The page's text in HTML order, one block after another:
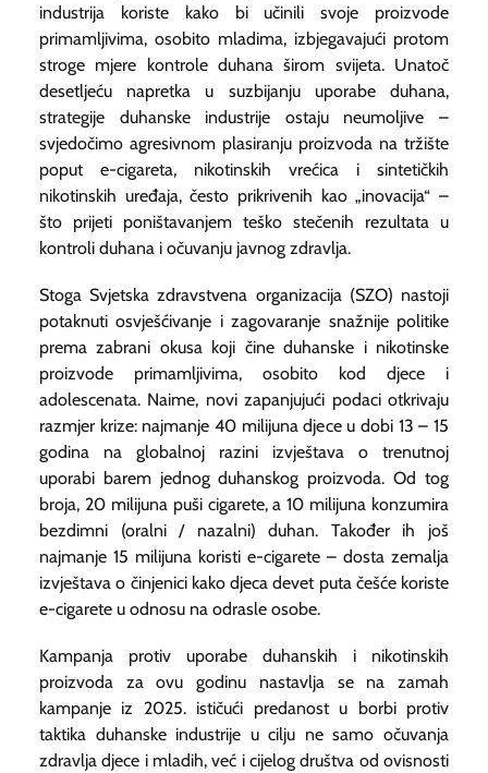
industrija koriste kako bi učinili svoje proizvode
primamljivima, osobito mladima, izbjegavajući protom
stroge mjere kontrole duhana širom svijeta. Unatoč
desetljeću napretka u suzbijanju uporabe duhana,
strategije duhanske industrije ostaju neumoljive –
svjedočimo agresivnom plasiranju proizvoda na tržište
poput e-cigareta, nikotinskih vrećica i sintetičkih
nikotinskih uređaja, često prikrivenih kao „inovacija“ –
što prijeti poništavanjem teško stečenih rezultata u
kontroli duhana i očuvanju javnog zdravlja.
Stoga Svjetska zdravstvena organizacija (SZO) nastoji
potaknuti osvješćivanje i zagovaranje snažnije politike
prema zabrani okusa koji čine duhanske i nikotinske
proizvode primamljivima, osobito kod djece i
adolescenata. Naime, novi zapanjujući podaci otkrivaju
razmjer krize: najmanje 40 milijuna djece u dobi 13 – 15
godina na globalnoj razini izvještava o trenutnoj
uporabi barem jednog duhanskog proizvoda. Od tog
broja, 20 milijuna puši cigarete, a 10 milijuna konzumira
bezdimni (oralni / nazalni) duhan. Također ih još
najmanje 15 milijuna koristi e-cigarete – dosta zemalja
izvještava o činjenici kako djeca devet puta češće koriste
e-cigarete u odnosu na odrasle osobe.
Kampanja protiv uporabe duhanskih i nikotinskih
proizvoda za ovu godinu nastavlja se na zamah
kampanje iz 2025. ističući predanost u borbi protiv
taktika duhanske industrije u cilju ne samo očuvanja
zdravlja djece i mladih, već i cijelog društva od ovisnosti